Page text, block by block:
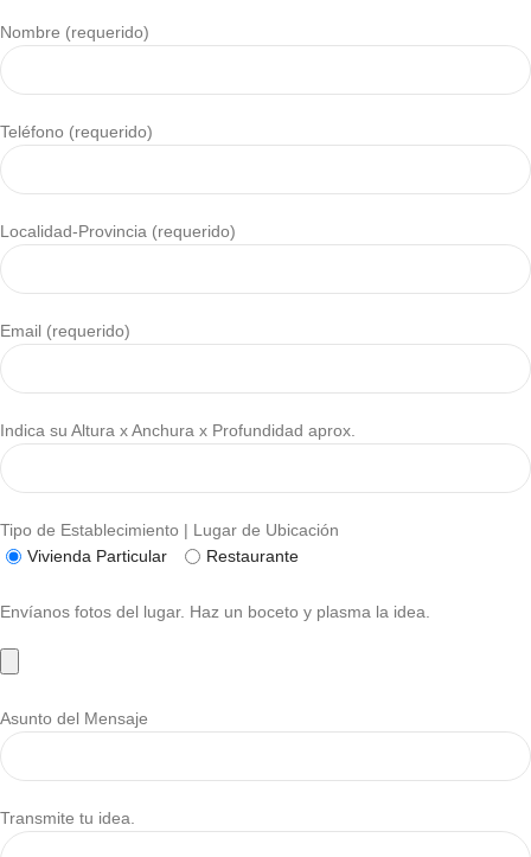
Nombre (requerido)
Teléfono (requerido)
Localidad-Provincia (requerido)
Email (requerido)
Indica su Altura x Anchura x Profundidad aprox.
Tipo de Establecimiento | Lugar de Ubicación
Vivienda Particular
Restaurante
Envíanos fotos del lugar. Haz un boceto y plasma la idea.
Asunto del Mensaje
Transmite tu idea.